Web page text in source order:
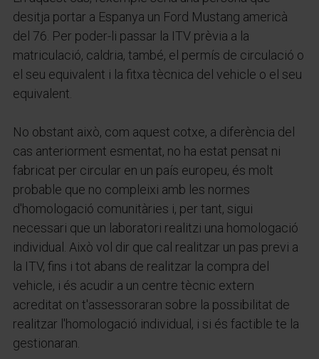
desitja portar a Espanya un Ford Mustang americà
del 76. Per poder-li passar la ITV prèvia a la
matriculació, caldria, també, el permís de circulació o
el seu equivalent i la fitxa tècnica del vehicle o el seu
equivalent.
No obstant això, com aquest cotxe, a diferència del
cas anteriorment esmentat, no ha estat pensat ni
fabricat per circular en un país europeu, és molt
probable que no compleixi amb les normes
d'homologació comunitàries i, per tant, sigui
necessari que un laboratori realitzi una homologació
individual. Això vol dir que cal realitzar un pas previ a
la ITV, fins i tot abans de realitzar la compra del
vehicle, i és acudir a un centre tècnic extern
acreditat on t'assessoraran sobre la possibilitat de
realitzar l'homologació individual, i si és factible te la
gestionaran.